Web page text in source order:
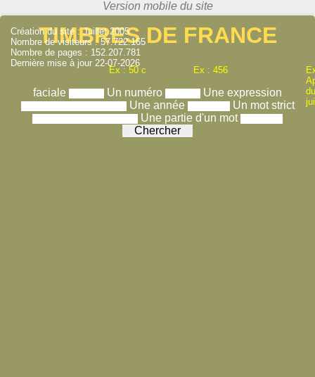
TIMBRES DE FRANCE
Ex : 50 c Ex : 456
faciale Un numéro
Une expression
Une année
Un mot strict
Une partie d'un mot
Création du site : Juillet 2005
Nombre de visiteurs : 57.722.165
Nombre de pages : 152.207.781
Dernière mise à jour 22-07-2026